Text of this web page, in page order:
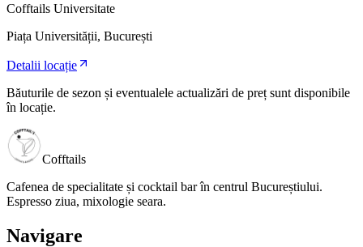
Cofftails Universitate
Piața Universității, București
Detalii locație
Băuturile de sezon și eventualele actualizări de preț sunt disponibile
în locație.
Cofftails
Cafenea de specialitate și cocktail bar în centrul Bucureștiului.
Espresso ziua, mixologie seara.
Navigare